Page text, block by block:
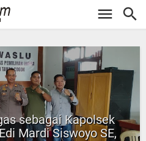
sebagai Kapolsek
Mardi Siswoyo SE,